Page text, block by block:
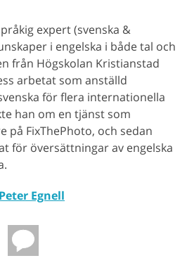
expert (svenska &
i engelska i både tal och
från Högskolan Kristianstad
arbetat som anställd
för flera internationella
han om en tjänst som
på FixThePhoto, och sedan
för översättningar av engelska
Egnell